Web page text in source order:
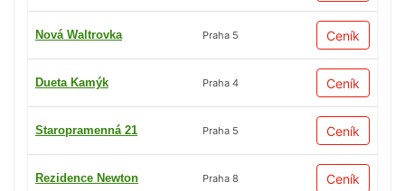
Nová Waltrovka Praha 5 Ceník
Dueta Kamýk Praha 4 Ceník
Staropramenná 21 Praha 5 Ceník
Rezidence Newton Praha 8 Ceník